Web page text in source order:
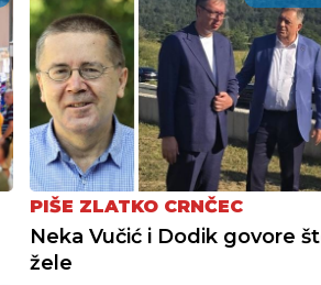
PIŠE ZLATKO CRNČEC
Neka Vučić i Dodik govore
žele